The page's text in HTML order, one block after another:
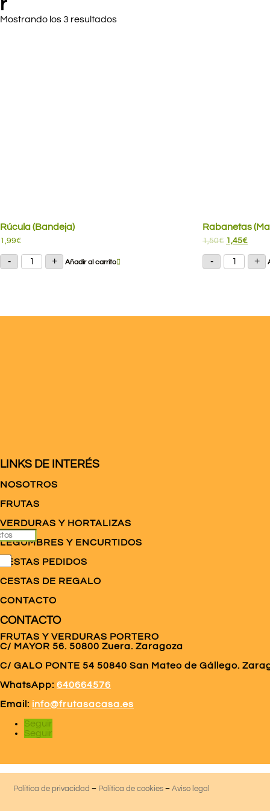
r
Mostrando los 3 resultados
Rúcula (Bandeja)
1,99€
-
Rúcula
(Bandeja)
+ Añadir al carrito
Rabanetas
1,50€ El
original
era:
1,45€El
actual
es:
-
(Manajo)
+
LINKS DE INTERÉS
NOSOTROS
FRUTAS
VERDURAS Y HORTALIZAS
LEGUMBRES Y ENCURTIDOS
CESTAS PEDIDOS
CESTAS DE REGALO
CONTACTO
CONTACTO
FRUTAS Y VERDURAS PORTERO
C/ MAYOR 56. 50800 Zuera. Zaragoza
C/ GALO PONTE 54 50840 San Mateo de Gállego.
WhatsApp: 640664576
Email: info@frutasacasa.es
Seguir
Seguir
Política de privacidad – Política de cookies – Aviso legal